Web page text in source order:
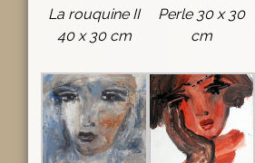
La rouquine II
40 x 30 cm
Perle 30 x 30
cm